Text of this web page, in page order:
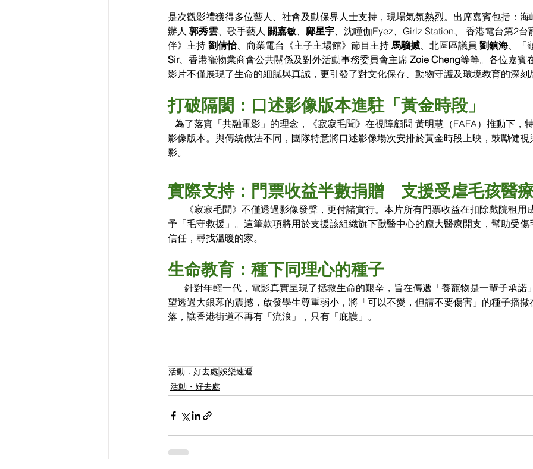
是次觀影禮獲得多位藝人、社會及動保界人士支持，現場氣氛熱烈。出席嘉賓包括：
辦人 郭秀雲、歌手藝人 關嘉敏、 鄺星宇、沈瞳伽Eyez、Girlz Station、 香港電台第2台
伴》主持 劉倩怡、商業電台《主子主場館》節目主持 馬騮搣、北區區議員 劉鎮海、「
Sir、香港寵物業商會公共關係及對外活動事務委員會主席 Zoie Cheng等等。各位嘉賓
影片不僅展現了生命的細膩與真誠，更引發了對文化保存、動物守護及環境教育的深刻
打破隔閡：口述影像版本進駐「黃金時段」
為了落實「共融電影」的理念，《寂寂毛聞》在視障顧問 黃明慧（FAFA）推動下，
影像版本。與傳統做法不同，團隊特意將口述影像場次安排於黃金時段上映，鼓勵健
影。
實際支持：門票收益半數捐贈　支援受虐毛孩醫
《寂寂毛聞》不僅透過影像發聲，更付諸實行。本片所有門票收益在扣除戲院租用
予「毛守救援」。這筆款項將用於支援該組織旗下獸醫中心的龐大醫療開支，幫助受
信任，尋找溫暖的家。
生命教育：種下同理心的種子
針對年輕一代，電影真實呈現了拯救生命的艱辛，旨在傳遞「養寵物是一輩子承諾
望透過大銀幕的震撼，啟發學生尊重弱小，將「可以不愛，但請不要傷害」的種子播撒
落，讓香港街道不再有「流浪」，只有「庇護」。
活動．好去處娛樂速遞
活動・好去處